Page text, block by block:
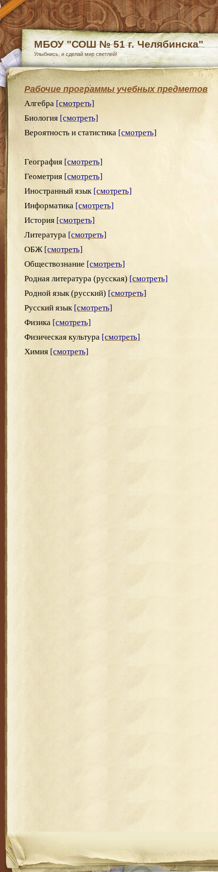
МБОУ "СОШ № 51 г. Челябинска"
Улыбнись, и сделай мир светлей!
Рабочие программы учебных предметов
Алгебра [смотреть]
Биология [смотреть]
Вероятность и статистика [смотреть]
География [смотреть]
Геометрия [смотреть]
Иностранный язык [смотреть]
Информатика [смотреть]
История [смотреть]
Литература [смотреть]
ОБЖ [смотреть]
Обществознание [смотреть]
Родная литература (русская) [смотреть]
Родной язык (русский) [смотреть]
Русский язык [смотреть]
Физика [смотреть]
Физическая культура [смотреть]
Химия [смотреть]